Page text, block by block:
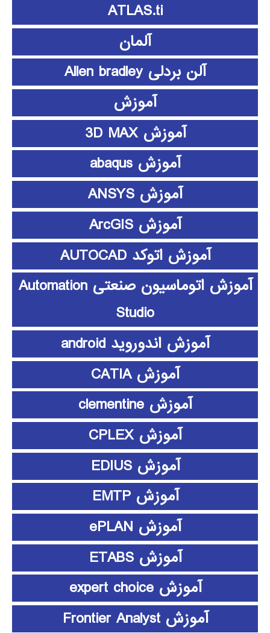
ATLAS.ti
آلمان
آلن بردلی Allen bradley
آموزش
آموزش 3D MAX
آموزش abaqus
آموزش ANSYS
آموزش ArcGIS
آموزش اتوکد AUTOCAD
آموزش اتوماسیون صنعتی Automation
Studio
آموزش اندوروید android
آموزش CATIA
آموزش clementine
آموزش CPLEX
آموزش EDIUS
آموزش EMTP
آموزش ePLAN
آموزش ETABS
آموزش expert choice
آموزش Frontier Analyst